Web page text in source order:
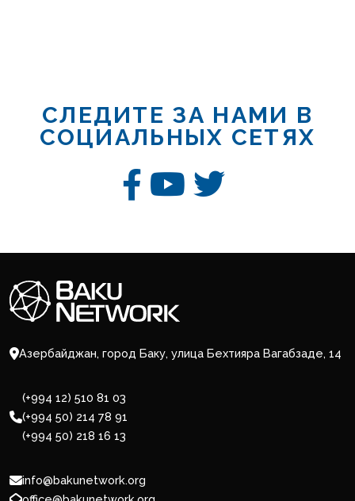
СЛЕДИТЕ ЗА НАМИ В
СОЦИАЛЬНЫХ СЕТЯХ
Азербайджан, город Баку, улица Бехтияра Вагабзаде, 14
(+994 12) 510 81 03
(+994 50) 214 78 91
(+994 50) 218 16 13
info@bakunetwork.org